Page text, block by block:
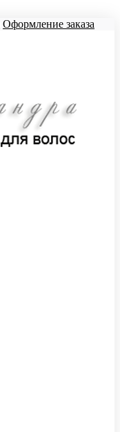
Оформление заказа